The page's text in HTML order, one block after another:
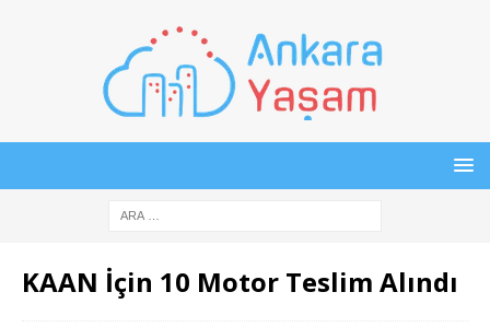
KAAN İçin 10 Motor Teslim Alındı